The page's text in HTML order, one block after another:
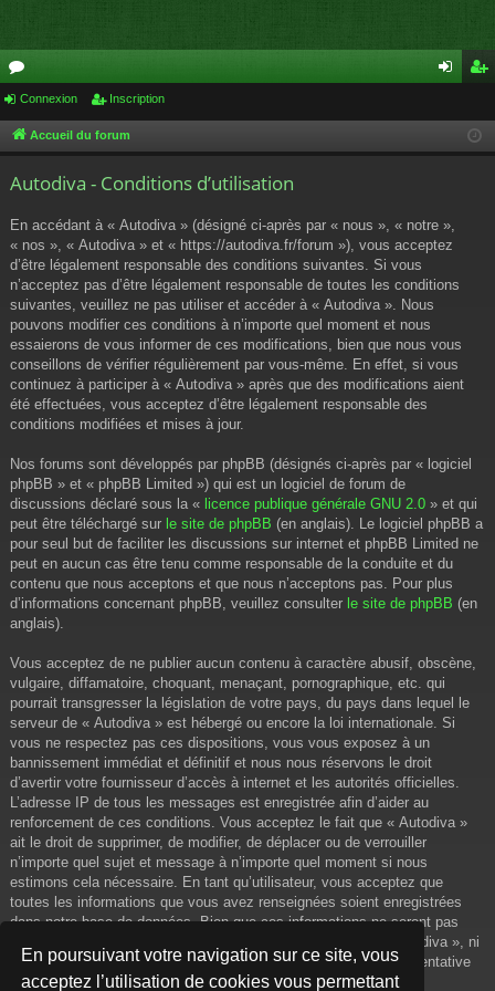
En poursuivant votre navigation sur ce site, vous
acceptez l’utilisation de cookies vous permettant
or
u cri
Connexion Inscription
Accueil du forum
Autodiva - Conditions d’utilisation
En accédant à « Autodiva » (désigné ci-après par « nous », « notre »,
« nos », « Autodiva » et « https://autodiva.fr/forum »), vous acceptez
d’être légalement responsable des conditions suivantes. Si vous
n’acceptez pas d’être légalement responsable de toutes les conditions
suivantes, veuillez ne pas utiliser et accéder à « Autodiva ». Nous
pouvons modifier ces conditions à n’importe quel moment et nous
essaierons de vous informer de ces modifications, bien que nous vous
conseillons de vérifier régulièrement par vous-même. En effet, si vous
continuez à participer à « Autodiva » après que des modifications aient
été effectuées, vous acceptez d’être légalement responsable des
conditions modifiées et mises à jour.
Nos forums sont développés par phpBB (désignés ci-après par « logiciel
phpBB » et « phpBB Limited ») qui est un logiciel de forum de
discussions déclaré sous la « licence publique générale GNU 2.0 » et qui
peut être téléchargé sur le site de phpBB (en anglais). Le logiciel phpBB a
pour seul but de faciliter les discussions sur internet et phpBB Limited ne
peut en aucun cas être tenu comme responsable de la conduite et du
contenu que nous acceptons et que nous n’acceptons pas. Pour plus
d’informations concernant phpBB, veuillez consulter le site de phpBB (en
anglais).
Vous acceptez de ne publier aucun contenu à caractère abusif, obscène,
vulgaire, diffamatoire, choquant, menaçant, pornographique, etc. qui
pourrait transgresser la législation de votre pays, du pays dans lequel le
serveur de « Autodiva » est hébergé ou encore la loi internationale. Si
vous ne respectez pas ces dispositions, vous vous exposez à un
bannissement immédiat et définitif et nous nous réservons le droit
d’avertir votre fournisseur d’accès à internet et les autorités officielles.
L’adresse IP de tous les messages est enregistrée afin d’aider au
renforcement de ces conditions. Vous acceptez le fait que « Autodiva »
ait le droit de supprimer, de modifier, de déplacer ou de verrouiller
n’importe quel sujet et message à n’importe quel moment si nous
estimons cela nécessaire. En tant qu’utilisateur, vous acceptez que
toutes les informations que vous avez renseignées soient enregistrées
dans notre base de données. Bien que ces informations ne seront pas
diffusées à une tierce partie sans votre consentement, ni « Autodiva », ni
phpBB, ne pourront être tenus comme responsables en cas de tentative
de piratage informatique visant à compromettre vos données.